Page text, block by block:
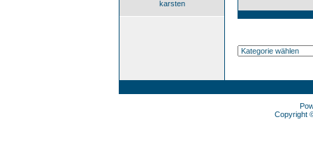
karsten
Copyright